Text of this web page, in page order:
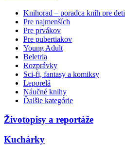
Knihorad – poradca kníh pre deti
Pre najmenších
Pre prvákov
Pre pubertiakov
Young Adult
Beletria
Rozprávky
Sci-fi, fantasy a komiksy
Leporelá
Náučné knihy
Ďalšie kategórie
Životopisy a reportáže
Kuchárky